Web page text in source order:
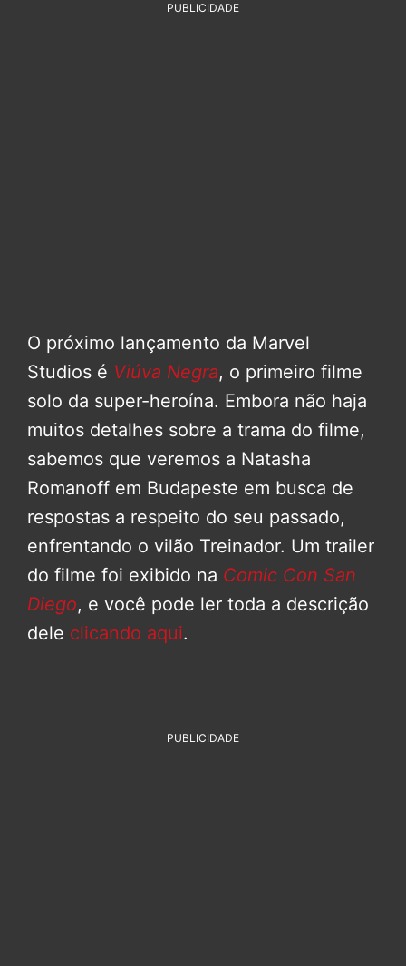
PUBLICIDADE
O próximo lançamento da Marvel
Studios é Viúva Negra, o primeiro filme
solo da super-heroína. Embora não haja
muitos detalhes sobre a trama do filme,
sabemos que veremos a Natasha
Romanoff em Budapeste em busca de
respostas a respeito do seu passado,
enfrentando o vilão Treinador. Um trailer
do filme foi exibido na Comic Con San
Diego, e você pode ler toda a descrição
dele clicando aqui.
PUBLICIDADE